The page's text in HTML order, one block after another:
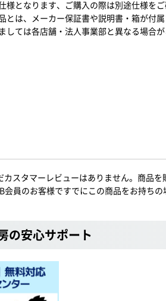
となります、ご購入の際は別途仕様を
は、メーカー保証書や説明書・箱が付属
ては各店舗・法人事業部と異なる場合が
カスタマーレビューはありません。商品
会員のお客様ですでにこの商品をお持ちの
の安心サポート